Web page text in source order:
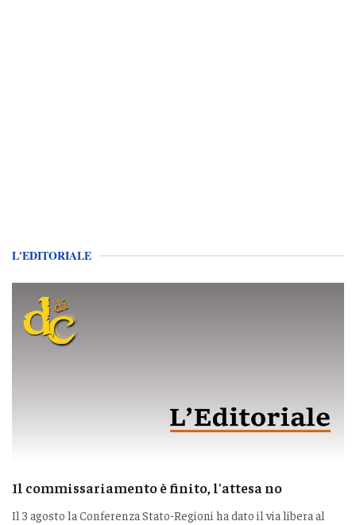
L'EDITORIALE
Il commissariamento è finito, l'attesa no
Il 3 agosto la Conferenza Stato-Regioni ha dato il via libera al